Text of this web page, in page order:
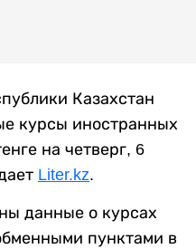
Казахстан
курсы иностранных
на четверг, 6
Liter.kz.
данные о курсах
пунктами в